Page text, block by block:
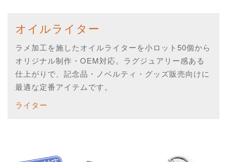
オイルライター
ラメ加工を施したオイルライターを小ロット50個から
オリジナル制作・OEM対応。ラグジュアリー感ある
仕上がりで、記念品・ノベルティ・グッズ販売向けに
最適な定番アイテムです。
ライター